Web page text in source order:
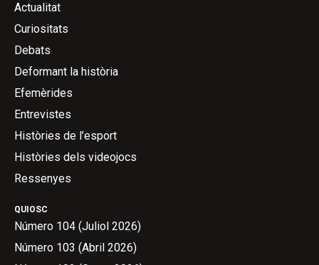
QUIOSC
Número 104 (Juliol 2026)
Número 103 (Abril 2026)
Actualitat
Curiositats
Debats
Deformant la història
Efemèrides
Entrevistes
Històries de l’esport
Històries dels videojocs
Ressenyes